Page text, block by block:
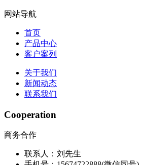
网站导航
首页
产品中心
客户案列
关于我们
新闻动态
联系我们
Cooperation
商务合作
联系人：刘先生